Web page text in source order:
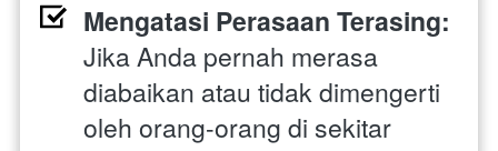
Mengatasi Perasaan Terasing:
Jika Anda pernah merasa
diabaikan atau tidak dimengerti
oleh orang-orang di sekitar